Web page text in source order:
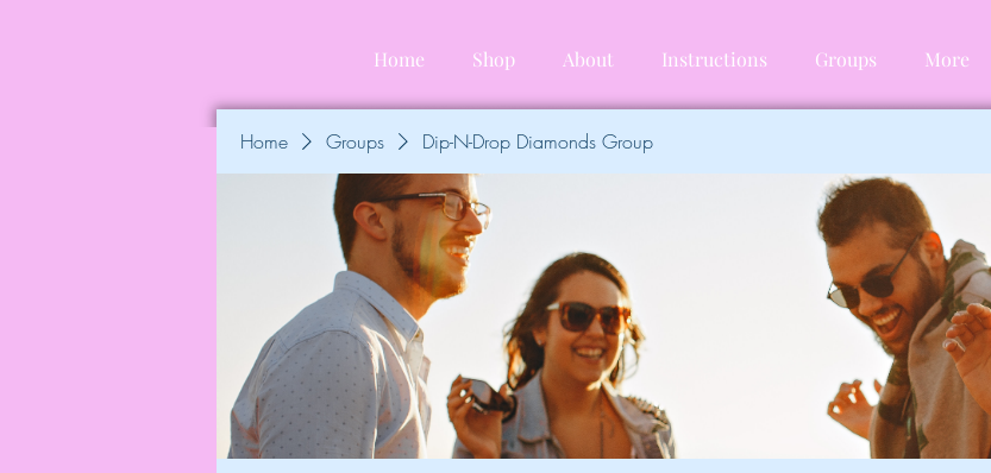
Home Shop About Instructions Groups More
Home Groups Dip-N-Drop Diamonds Group